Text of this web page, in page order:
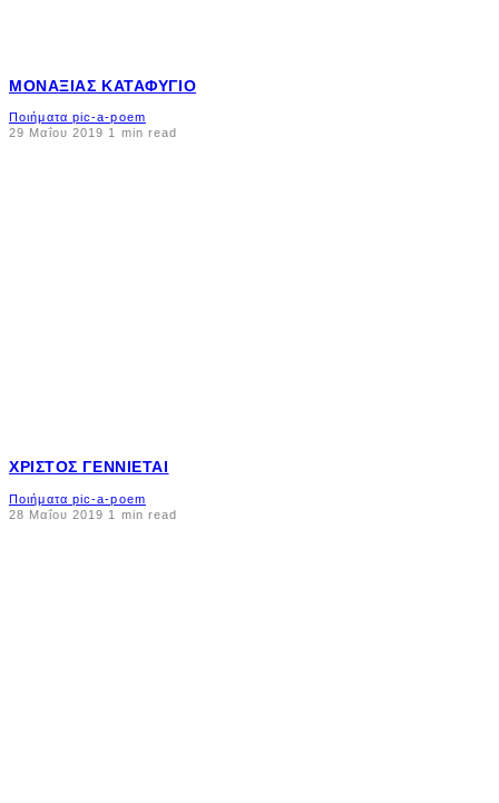
ΜΟΝΑΞΙΆΣ ΚΑΤΑΦΎΓΙΟ
Ποιήματα pic-a-poem
29 Μαΐου 2019 1 min read
ΧΡΙΣΤΌΣ ΓΕΝΝΙΈΤΑΙ
Ποιήματα pic-a-poem
28 Μαΐου 2019 1 min read